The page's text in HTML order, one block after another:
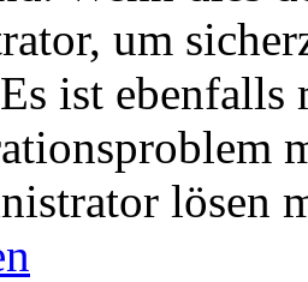
um
ist ebenfalls
lösen